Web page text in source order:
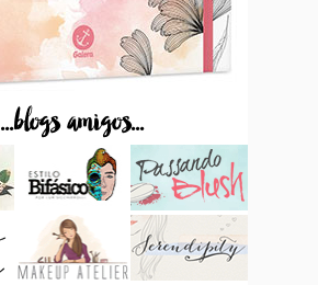
...blogs amigos...